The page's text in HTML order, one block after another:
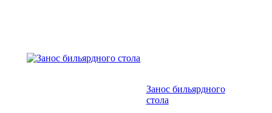
Занос бильярдного
стола